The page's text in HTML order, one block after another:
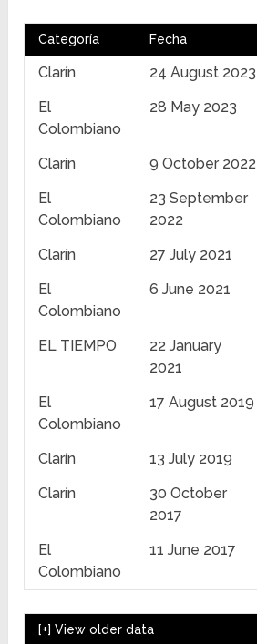
Categoría Fecha
Clarín 24 August 2023
El
Colombiano
28 May 2023
Clarín 9 October 2022
El
Colombiano
23 September
2022
Clarín 27 July 2021
El
Colombiano
6 June 2021
EL TIEMPO
22 January
2021
El
Colombiano
17 August 2019
Clarín 13 July 2019
Clarín
30 October
2017
El
Colombiano
11 June 2017
[+]View older data